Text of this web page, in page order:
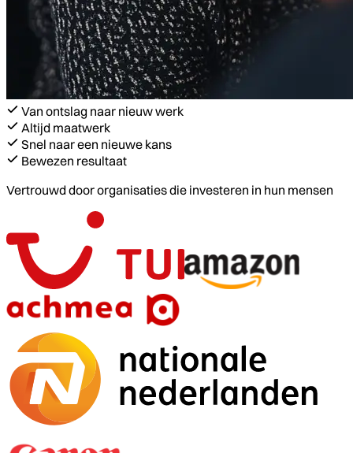
Van ontslag naar nieuw werk
Altijd maatwerk
Snel naar een nieuwe kans
Bewezen resultaat
Vertrouwd door organisaties die investeren in hun mensen